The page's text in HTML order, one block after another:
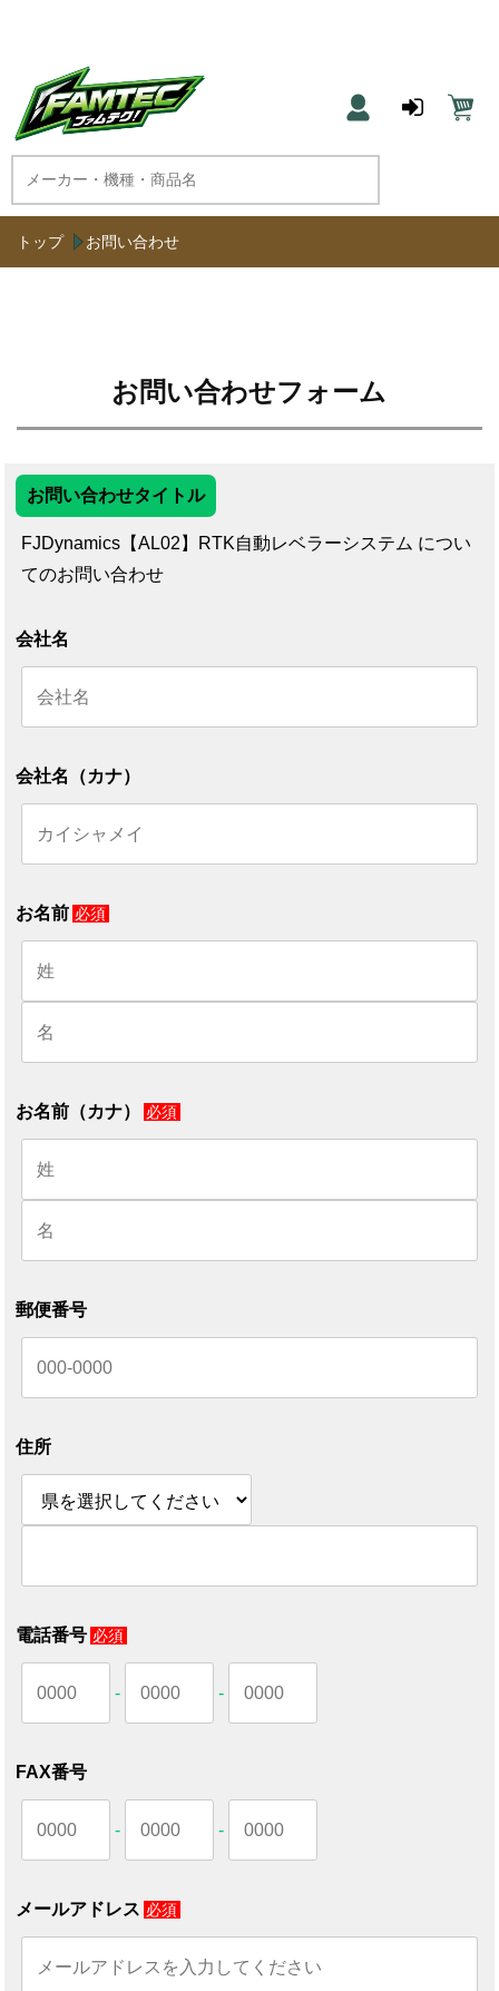
トップ お問い合わせ
お問い合わせフォーム
お問い合わせタイトル
FJDynamics【AL02】RTK自動レベラーシステム につい
てのお問い合わせ
会社名
会社名（カナ）
お名前 必須
お名前（カナ） 必須
郵便番号
住所
電話番号 必須
- -
FAX番号
- -
メールアドレス 必須